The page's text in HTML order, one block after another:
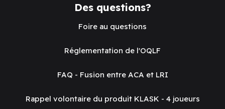
Des questions?
Foire au questions
Réglementation de l'OQLF
FAQ - Fusion entre ACA et LRI
Rappel volontaire du produit KLASK - 4 joueurs